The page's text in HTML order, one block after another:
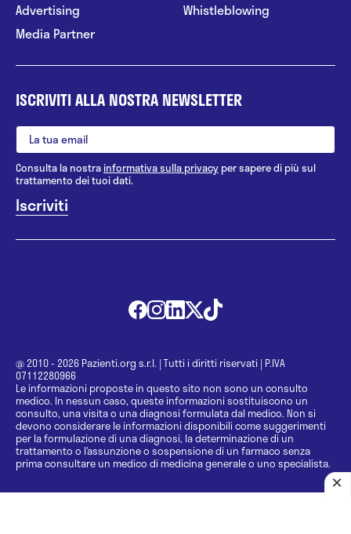
Advertising
Media Partner
Whistleblowing
ISCRIVITI ALLA NOSTRA NEWSLETTER
Consulta la nostrainformativa sulla privacy per sapere di più sul
trattamento dei tuoi dati.
@ 2010 - 2026 Pazienti.org s.r.l. | Tutti i diritti riservati | P.IVA
07112280966
Le informazioni proposte in questo sito non sono un consulto
medico. In nessun caso, queste informazioni sostituiscono un
consulto, una visita o una diagnosi formulata dal medico. Non si
devono considerare le informazioni disponibili come suggerimenti
per la formulazione di una diagnosi, la determinazione di un
trattamento o l’assunzione o sospensione di un farmaco senza
prima consultare un medico di medicina generale o uno specialista.